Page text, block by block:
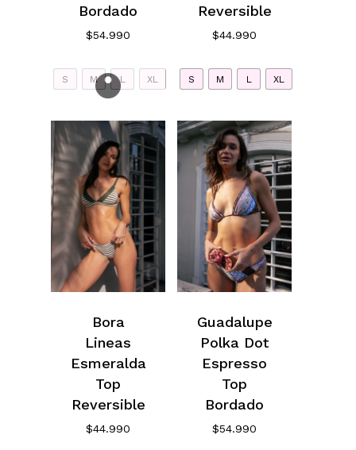
Bordado
$54.990
S M L XL
Reversible
$44.990
S M L XL
Bora
Lineas
Esmeralda
Top
Reversible
$44.990
Guadalupe
Polka Dot
Espresso
Top
Bordado
$54.990